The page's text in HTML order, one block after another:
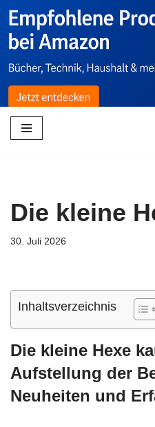
Zum
Inhalt
springen
Die kleine
30. Juli 2026
Inhaltsverzeichnis
Die kleine Hexe
Aufstellung der
Neuheiten und